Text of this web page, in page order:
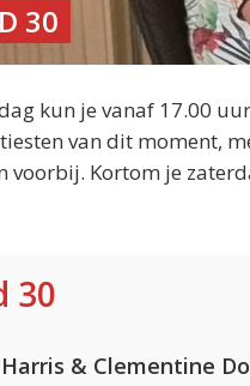
30
kun je vanaf 17.00
van dit moment,
voorbij. Kortom je
30
& Clementine